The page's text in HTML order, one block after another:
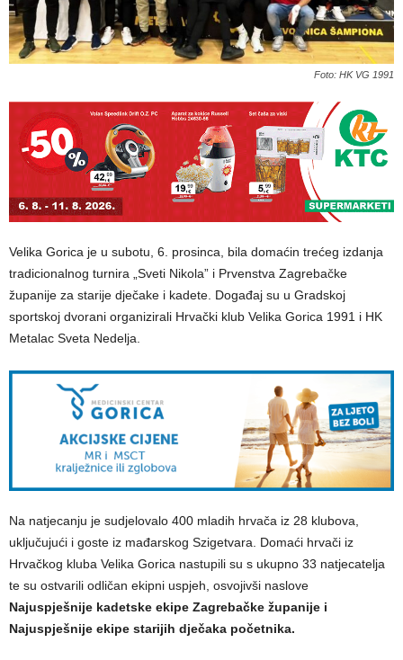
Foto: HK VG 1991
Velika Gorica je u subotu, 6. prosinca, bila domaćin trećeg izdanja
tradicionalnog turnira „Sveti Nikola” i Prvenstva Zagrebačke
županije za starije dječake i kadete. Događaj su u Gradskoj
sportskoj dvorani organizirali Hrvački klub Velika Gorica 1991 i HK
Metalac Sveta Nedelja.
Na natjecanju je sudjelovalo 400 mladih hrvača iz 28 klubova,
uključujući i goste iz mađarskog Szigetvara. Domaći hrvači iz
Hrvačkog kluba Velika Gorica nastupili su s ukupno 33 natjecatelja
te su ostvarili odličan ekipni uspjeh, osvojivši naslove
Najuspješnije kadetske ekipe Zagrebačke županije i
Najuspješnije ekipe starijih dječaka početnika.